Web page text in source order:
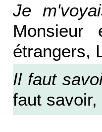
Je
étrangers,
Il faut
faut